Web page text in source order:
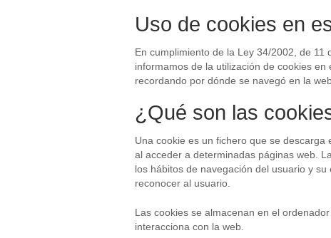
Uso de cookies en
En cumplimiento de la Ley 34/2002, de
informamos de la utilización de cookies
recordando por dónde se navegó en la
¿Qué son las
Una cookie es un fichero que se
al acceder a determinadas páginas web.
los hábitos de navegación del usuario y
reconocer al usuario.
Las cookies se almacenan en el
interacciona con la web.